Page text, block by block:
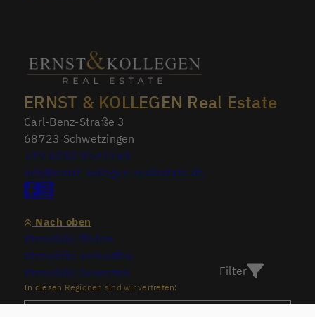
Filter
ERNST & KOLLEGEN Real Estate
Carl-Benz-Straße 3
68723 Schwetzingen
+49 6202 9547783
info@ernst-kollegen-realestate.de
In diesen Regionen sind wir vertreten:
Nach oben
Immobilie finden
Immobilie verkaufen
Immobilie bewerten